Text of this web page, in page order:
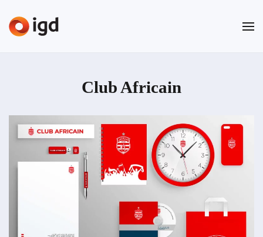
Passer au contenu principal
Club Africain